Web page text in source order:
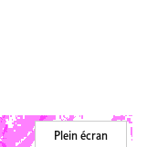
Plein écran